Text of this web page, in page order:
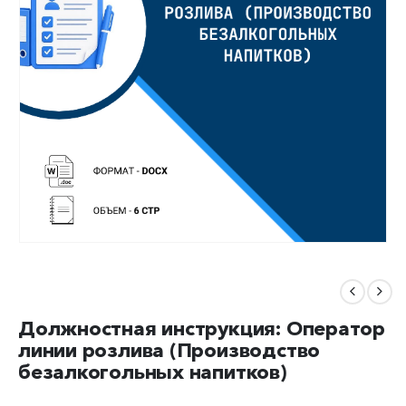
Должностная инструкция: Оператор
линии розлива (Производство
безалкогольных напитков)